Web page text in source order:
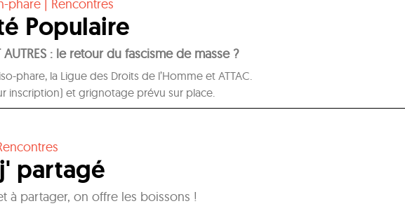
phare | Rencontres
Populaire
AUTRES : le retour du fascisme de masse ?
phare, la Ligue des Droits de l’Homme et ATTAC.
inscription) et grignotage prévu sur place.
partagé
à partager, on offre les boissons !